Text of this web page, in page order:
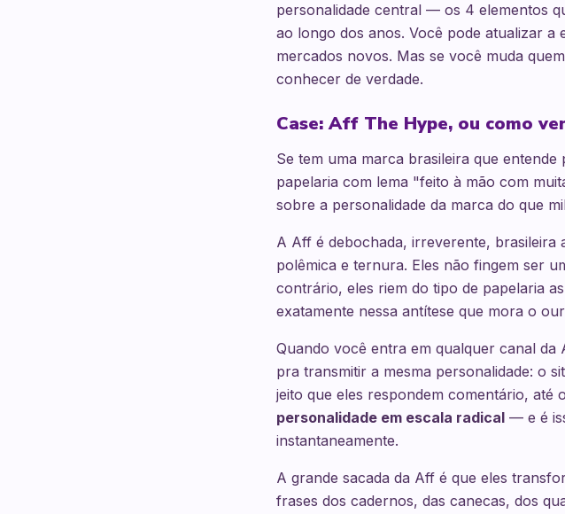
personalidade central — os 4 elementos
ao longo dos anos. Você pode atualizar
mercados novos. Mas se você muda
conhecer de verdade.
Case: Aff The Hype, ou como
Se tem uma marca brasileira que entende
papelaria com lema "feito à mão com
sobre a personalidade da marca do que
A Aff é debochada, irreverente,
polêmica e ternura. Eles não fingem ser
contrário, eles riem do tipo de papelaria
exatamente nessa antítese que mora o
Quando você entra em qualquer canal
pra transmitir a mesma personalidade: o
jeito que eles respondem comentário, até
personalidade em escala radical — e é
instantaneamente.
A grande sacada da Aff é que eles
frases dos cadernos, das canecas, dos